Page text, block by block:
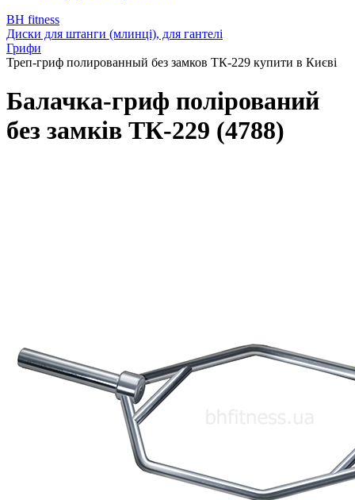
BH fitness
Диски для штанги (млинці), для гантелі
Грифи
Треп-гриф полированный без замков ТК-229 купити в Києві
Балачка-гриф полірований
без замків ТК-229 (4788)